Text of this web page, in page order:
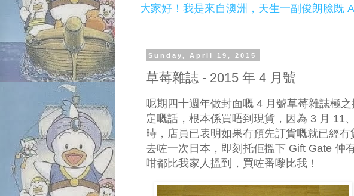
大家好！我是來自澳洲，天生一副俊朗臉既
Sunday, April 19, 2015
草莓雜誌 - 2015 年 4 月號
呢期四十週年做封面嘅 4 月號草莓雜誌極
定嘅話，根本係買唔到現貨，因為 3 月 11
時，店員已表明如果冇預先訂貨嘅就已經
去咗一次日本，即刻托佢搵下 Gift Gate 仲
咁都比我家人搵到，買咗番嚟比我！